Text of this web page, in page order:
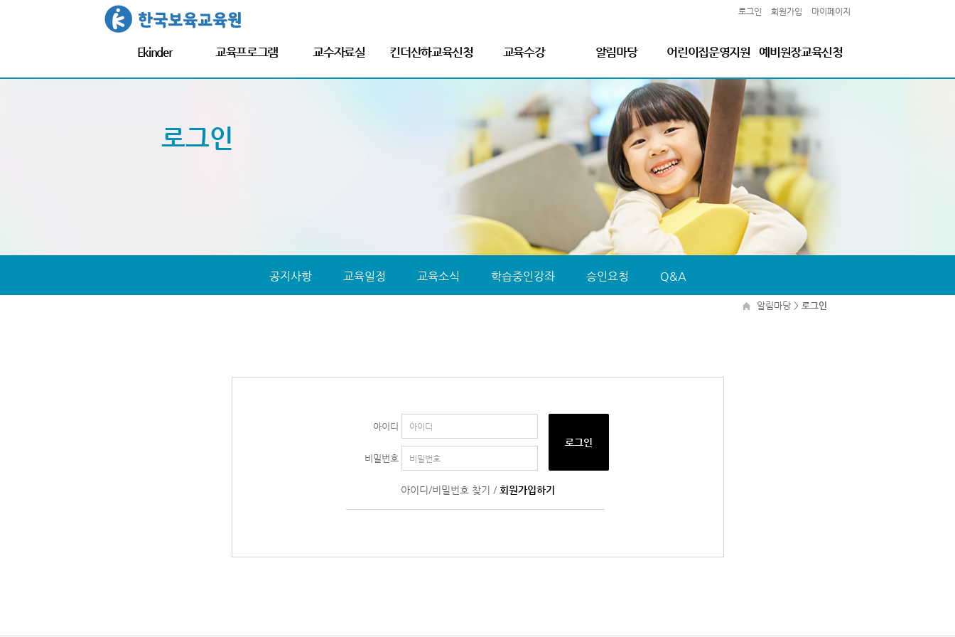
로그인 회원가입 마이페이지
Ekinder 교육프로그램
하비노리(HABINORI)
마음모험대장정킨더가든
교수자료실 킨더산하교육신청 교육수강
실시간 Live강의
교직원 의무교육
고용보험 환급과정
알림마당
공지사항
교육일정
교육소식
학습중인강좌
승인요청
Q&A
어린이집운영지원
킨더산하 고충상담소
보육교직원 인적성검사
영유아검사
어린이집행정자문
교육원 출판서적
보육교직원 참여이벤트
예비원장교육신청
[기본+심화]예비원장교육
로그인
알림마당 > 로그인
공지사항 교육일정 교육소식 학습중인강좌 승인요청 Q&A
아이디
비밀번호
로그인
아이디/비밀번호 찾기 / 회원가입하기